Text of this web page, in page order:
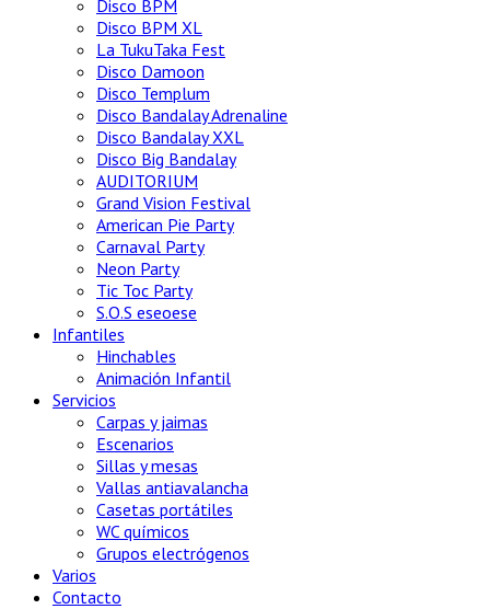
Disco BPM
Disco BPM XL
La TukuTaka Fest
Disco Damoon
Disco Templum
Disco Bandalay Adrenaline
Disco Bandalay XXL
Disco Big Bandalay
AUDITORIUM
Grand Vision Festival
American Pie Party
Carnaval Party
Neon Party
Tic Toc Party
S.O.S eseoese
Infantiles
Hinchables
Animación Infantil
Servicios
Carpas y jaimas
Escenarios
Sillas y mesas
Vallas antiavalancha
Casetas portátiles
WC químicos
Grupos electrógenos
Varios
Contacto